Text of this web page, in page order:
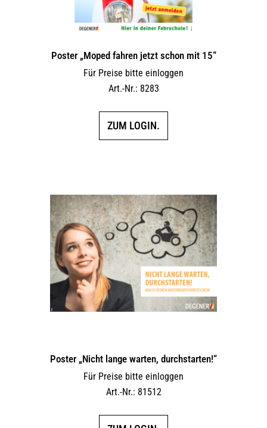
Poster „Moped fahren jetzt schon mit 15“
Für Preise bitte einloggen
Art.-Nr.: 8283
ZUM LOGIN.
Poster „Nicht lange warten, durchstarten!“
Für Preise bitte einloggen
Art.-Nr.: 81512